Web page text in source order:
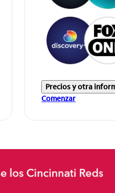
Precios y otra
Comenzar